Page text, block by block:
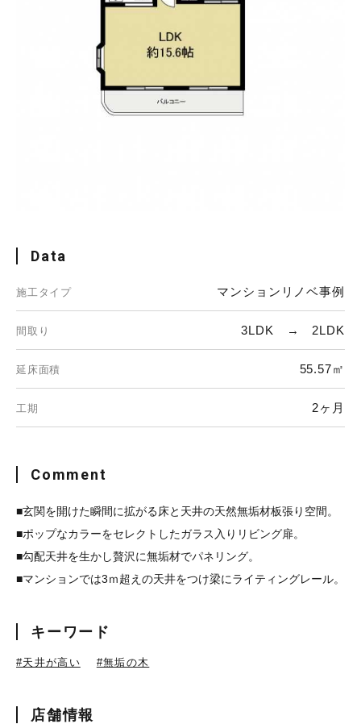
Data
施工タイプ マンションリノベ事例
間取り 3LDK → 2LDK
延床面積 55.57㎡
工期 2ヶ月
Comment
■玄関を開けた瞬間に拡がる床と天井の天然無垢材板張り空間。
■ポップなカラーをセレクトしたガラス入りリビング扉。
■勾配天井を生かし贅沢に無垢材でパネリング。
■マンションでは3ｍ超えの天井をつけ梁にライティングレール。
キーワード
#天井が高い #無垢の木
店舗情報